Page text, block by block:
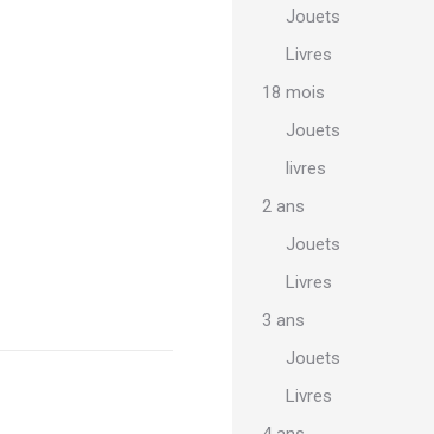
Jouets
Livres
18 mois
Jouets
livres
2 ans
Jouets
Livres
3 ans
Jouets
Livres